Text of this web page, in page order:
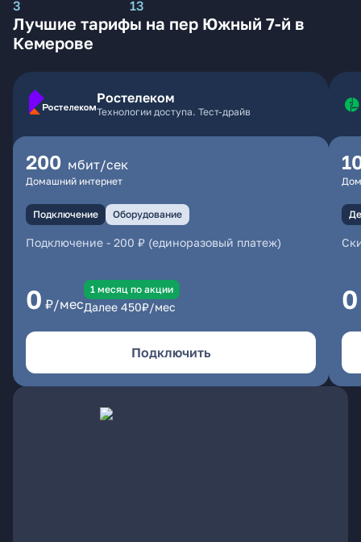
3 13
Лучшие тарифы на пер Южный 7-й в
Кемерове
Ростелеком
Технологии доступа. Тест-драйв
200 мбит/сек
Домашний интернет
Подключение Оборудование
Подключение - 200 ₽ (единоразовый платеж)
0 ₽/мес
1 месяц по акции
Далее 450₽/мес
Подключить
0